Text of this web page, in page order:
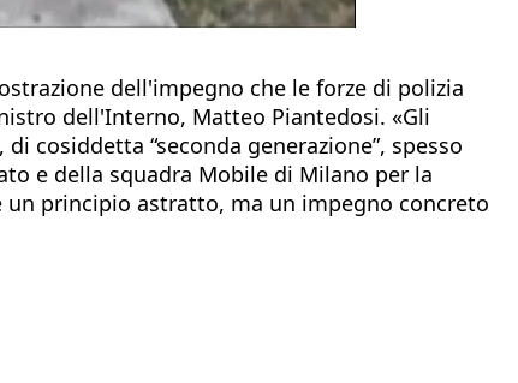
dell'impegno che le forze di polizia
dell'Interno, Matteo Piantedosi. «Gli
“seconda generazione”, spesso
e della squadra Mobile di Milano per la
un principio astratto, ma un impegno concreto